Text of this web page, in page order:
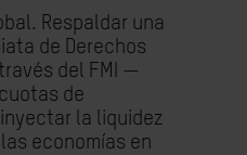
Respaldar una
de Derechos
del FMI —
de
la liquidez
economías en